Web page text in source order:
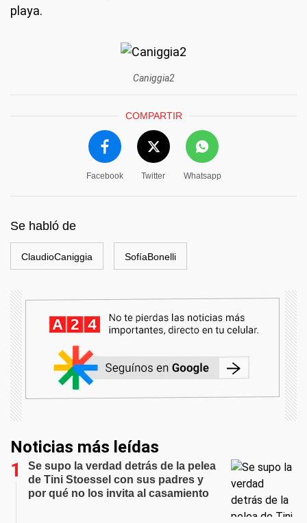
playa.
Caniggia2
COMPARTIR
Facebook Twitter Whatsapp
Se habló de
ClaudioCaniggia SofíaBonelli
Noticias más leídas
Se supo la verdad detrás de la pelea
de Tini Stoessel con sus padres y
por qué no los invita al casamiento